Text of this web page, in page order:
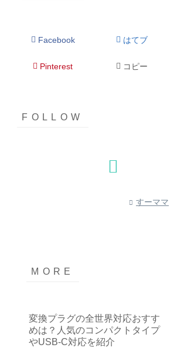
Facebook はてブ
Pinterest コピー
すーママ
変換プラグの全世界対応おすす
めは？人気のコンパクトタイプ
やUSB-C対応を紹介